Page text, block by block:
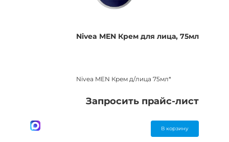
Nivea MEN Крем для лица, 75мл
Nivea MEN Крем д/лица 75мл*
Запросить прайс-лист
В корзину